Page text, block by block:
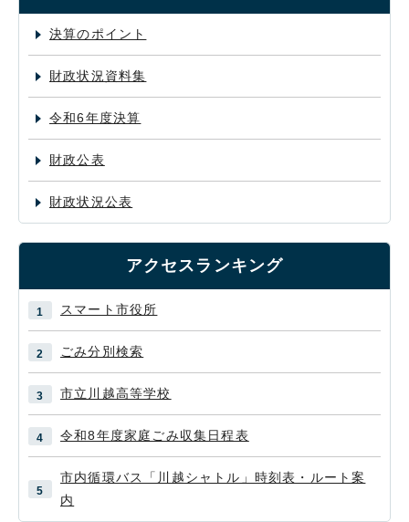
決算のポイント
財政状況資料集
令和6年度決算
財政公表
財政状況公表
アクセスランキング
スマート市役所
ごみ分別検索
市立川越高等学校
令和8年度家庭ごみ収集日程表
市内循環バス「川越シャトル」時刻表・ルート案
内